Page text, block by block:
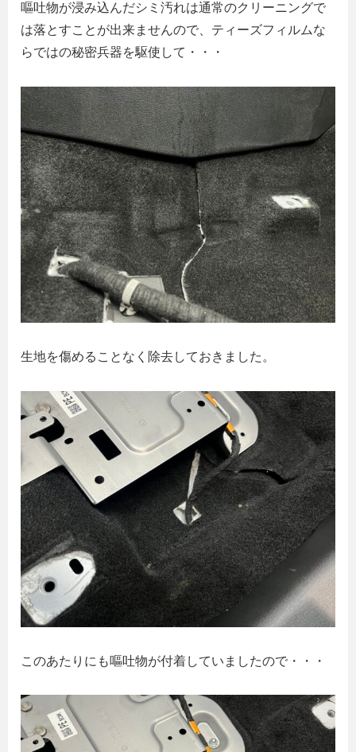
嘔吐物が浸み込んだシミ汚れは通常のクリーニングで
は落とすことが出来ませんので、ティーズフィルムな
らではの秘密兵器を駆使して・・・
生地を傷めることなく除去しておきました。
このあたりにも嘔吐物が付着していましたので・・・